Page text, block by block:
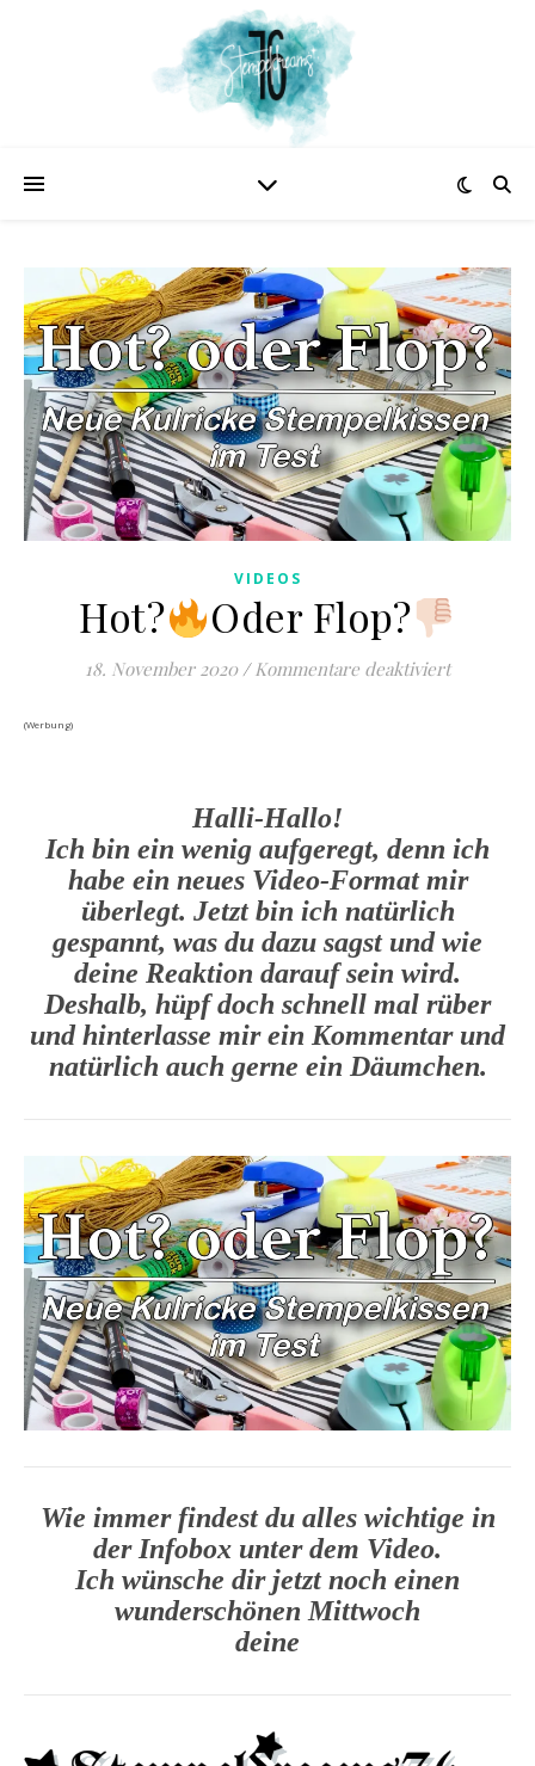
VIDEOS
Hot? Oder Flop?
18. November 2020 / Kommentare deaktiviertfür Hot?
(Werbung)
Halli-Hallo!
Ich bin ein wenig aufgeregt, denn ich
habe ein neues Video-Format mir
überlegt. Jetzt bin ich natürlich
gespannt, was du dazu sagst und wie
deine Reaktion darauf sein wird.
Deshalb, hüpf doch schnell mal rüber
und hinterlasse mir ein Kommentar und
natürlich auch gerne ein Däumchen.
Wie immer findest du alles wichtige in
der Infobox unter dem Video.
Ich wünsche dir jetzt noch einen
wunderschönen Mittwoch
deine